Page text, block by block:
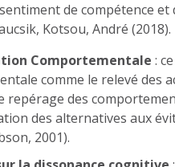
de compétence
Kotsou, André (2018).
Comportementale :
comme le relevé des
repérage des
des alternatives aux
2001).